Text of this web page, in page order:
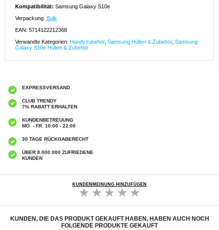
Kompatibilität: Samsung Galaxy S10e
Verpackung: Bulk
EAN: 5714122212368
Verwandte Kategorien: Handyzubehör, Samsung Hüllen & Zubehör, Samsung
Galaxy S10e Hüllen & Zubehör
EXPRESSVERSAND
CLUB TRENDY
7% RABATT ERHALTEN
KUNDENBETREUUNG
MO. - FR. 10:00 - 22:00
30 TAGE RÜCKGABERECHT
ÜBER 8.000.000 ZUFRIEDENE
KUNDEN
KUNDENMEINUNG HINZUFÜGEN
KUNDEN, DIE DAS PRODUKT GEKAUFT HABEN, HABEN AUCH NOCH
FOLGENDE PRODUKTE GEKAUFT